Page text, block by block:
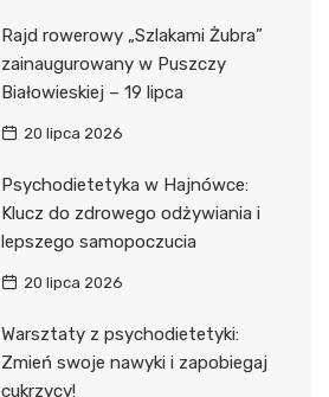
Rajd rowerowy „Szlakami Żubra”
zainaugurowany w Puszczy
Białowieskiej – 19 lipca
20 lipca 2026
Psychodietetyka w Hajnówce:
Klucz do zdrowego odżywiania i
lepszego samopoczucia
20 lipca 2026
Warsztaty z psychodietetyki:
Zmień swoje nawyki i zapobiegaj
cukrzycy!